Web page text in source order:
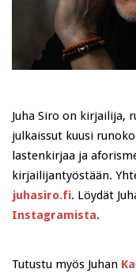
Juha Siro on kirjailija,
julkaissut kuusi
lastenkirjaa ja
kirjailijantyöstään.
juhasiro.fi. Löydät
Instagramista.
Tutustu myös Juhan